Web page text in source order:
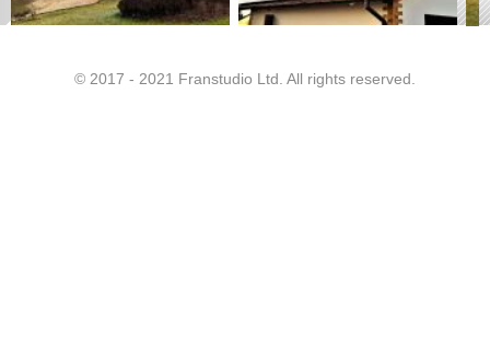
© 2017 - 2021 Franstudio Ltd. All rights reserved.